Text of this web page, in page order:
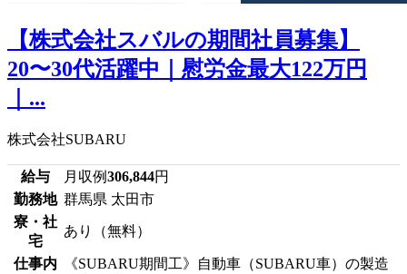
【株式会社スバルの期間社員募集】
20〜30代活躍中｜慰労金最大122万円
｜...
株式会社SUBARU
給与 月収例306,844円
勤務地 群馬県 太田市
寮・社
宅
あり（無料）
仕事内
《SUBARU期間工》自動車（SUBARU車）の製造